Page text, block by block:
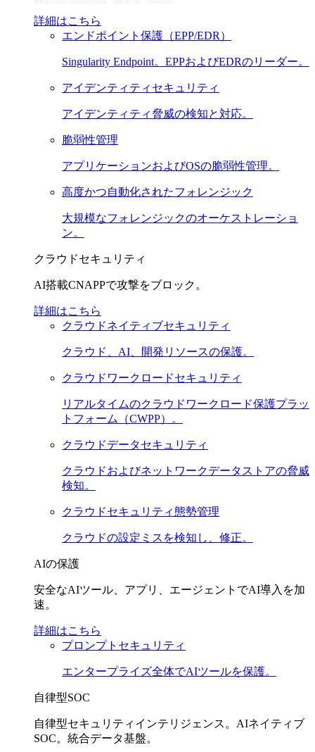
詳細はこちら
エンドポイント保護（EPP/EDR）
Singularity Endpoint。EPPおよびEDRのリーダー。
アイデンティティセキュリティ
アイデンティティ脅威の検知と対応。
脆弱性管理
アプリケーションおよびOSの脆弱性管理。
高度かつ自動化されたフォレンジック
大規模なフォレンジックのオーケストレーショ
ン。
クラウドセキュリティ
AI搭載CNAPPで攻撃をブロック。
詳細はこちら
クラウドネイティブセキュリティ
クラウド、AI、開発リソースの保護。
クラウドワークロードセキュリティ
リアルタイムのクラウドワークロード保護プラッ
トフォーム（CWPP）。
クラウドデータセキュリティ
クラウドおよびネットワークデータストアの脅威
検知。
クラウドセキュリティ態勢管理
クラウドの設定ミスを検知し、修正。
AIの保護
安全なAIツール、アプリ、エージェントでAI導入を加
速。
詳細はこちら
プロンプトセキュリティ
エンタープライズ全体でAIツールを保護。
自律型SOC
自律型セキュリティインテリジェンス。AIネイティブ
SOC。統合データ基盤。